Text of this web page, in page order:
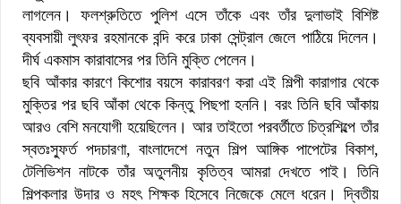
লাগলেন। ফলশ্রুতিতে পুলিশ এসে তাঁকে এবং তাঁর দুলাভাই বিশিষ্ট
ব্যবসায়ী লুৎফর রহমানকে বন্দি করে ঢাকা সেন্ট্রাল জেলে পাঠিয়ে দিলেন।
দীর্ঘ একমাস কারাবাসের পর তিনি মুক্তি পেলেন।
ছবি আঁকার কারণে কিশোর বয়সে কারাবরণ করা এই শিল্পী কারাগার থেকে
মুক্তির পর ছবি আঁকা থেকে কিন্তু পিছপা হননি। বরং তিনি ছবি আঁকায়
আরও বেশি মনযোগী হয়েছিলেন। আর তাইতো পরবর্তীতে চিত্রশিল্পে তাঁর
স্বতঃস্ফুর্ত পদচারণা, বাংলাদেশে নতুন শিল্প আঙ্গিক পাপেটের বিকাশ,
টেলিভিশন নাটকে তাঁর অতুলনীয় কৃতিত্ব আমরা দেখতে পাই। তিনি
শিল্পকলার উদার ও মহৎ শিক্ষক হিসেবে নিজেকে মেলে ধরেন। দ্বিতীয়